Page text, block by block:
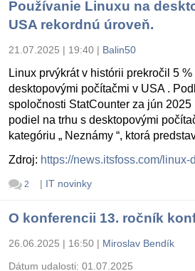
Používanie Linuxu na
USA rekordnú úroveň.
21.07.2025 | 19:40 | Balin50
Linux prvýkrát v histórii prekročil 5
desktopovými počítačmi v USA .
spoločnosti StatCounter za jún 2025
podiel na trhu s desktopovými
kategóriu „ Neznámy “, ktorá
Zdroj: https://news.itsfoss.com/
2 | IT novinky
O konferencii 13. ročník
26.06.2025 | 16:50 | Miroslav Bendík
Dátum udalosti: 01.07.2025